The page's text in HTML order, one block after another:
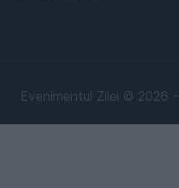
Evenimentul Zilei © 2026